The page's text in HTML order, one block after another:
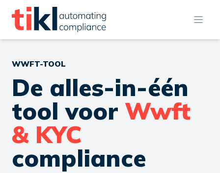
Open
WWFT-TOOL
De alles-in-één
tool voor Wwft
& KYC
compliance